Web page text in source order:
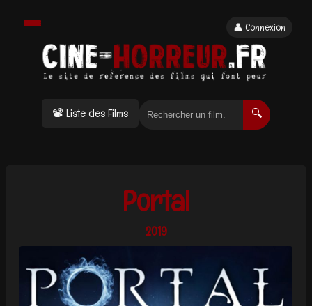
📽 Liste des Films 🔍
👤 Connexion
Portal
2019